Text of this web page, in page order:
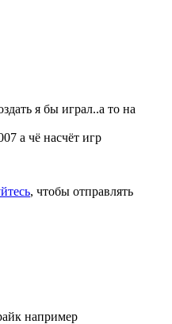
я бы играл..а то на
а чё насчёт игр
, чтобы отправлять
например